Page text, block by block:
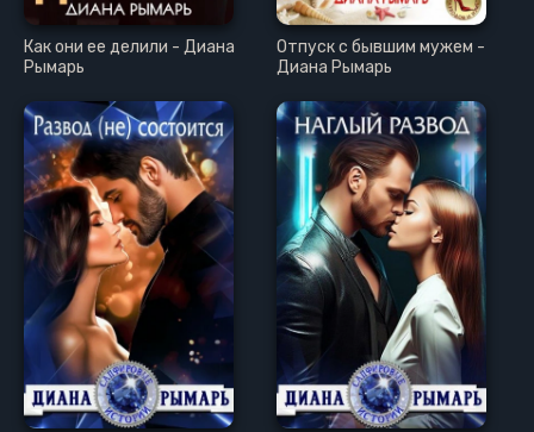
Как они ее делили - Диана
Рымарь
Отпуск с бывшим мужем -
Диана Рымарь